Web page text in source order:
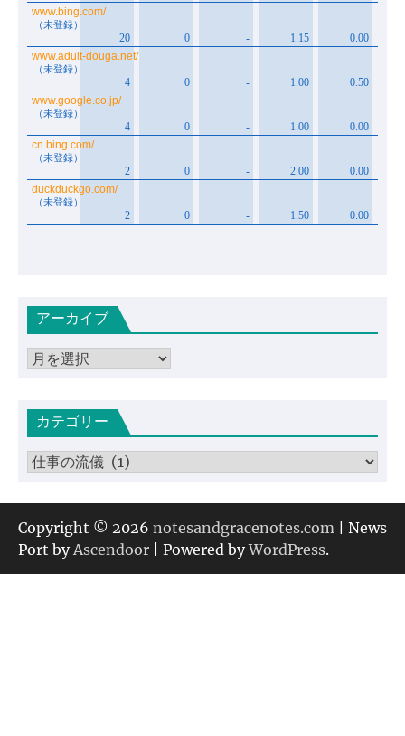
アーカイブ
ア
イカテゴリー
カ
ゴ
リ
ー
Copyright © 2026 notesandgracenotes.com | News
Port byAscendoor | Powered byWordPress.